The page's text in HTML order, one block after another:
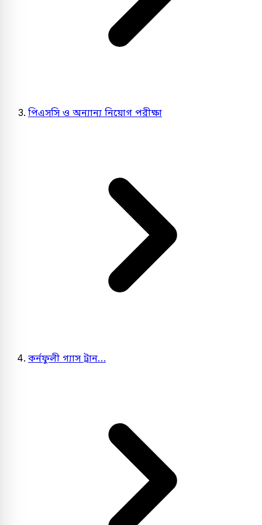
পিএসসি ও অন্যান্য নিয়োগ পরীক্ষা
কর্নফুলী গ্যাস ট্রান…